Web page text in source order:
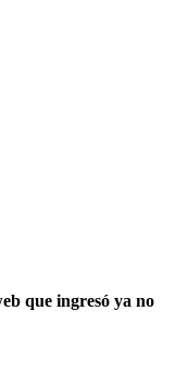
que ingresó ya no